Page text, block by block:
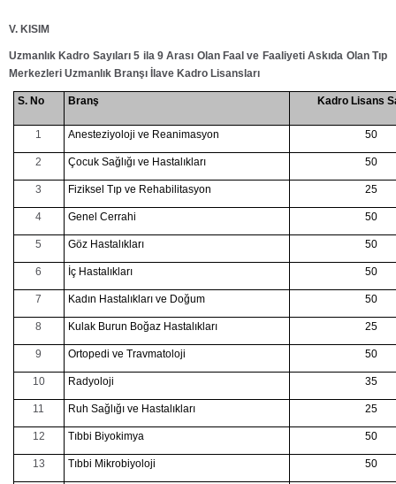
V. KISIM
Uzmanlık Kadro Sayıları 5 ila 9 Arası Olan Faal ve Faaliyeti Askıda Olan Tıp
Merkezleri Uzmanlık Branşı İlave Kadro Lisansları
S. No Branş Kadro Lisans
1 Anesteziyoloji ve Reanimasyon 50
2 Çocuk Sağlığı ve Hastalıkları 50
3 Fiziksel Tıp ve Rehabilitasyon 25
4 Genel Cerrahi 50
5 Göz Hastalıkları 50
6 İç Hastalıkları 50
7 Kadın Hastalıkları ve Doğum 50
8 Kulak Burun Boğaz Hastalıkları 25
9 Ortopedi ve Travmatoloji 50
10 Radyoloji 35
11 Ruh Sağlığı ve Hastalıkları 25
12 Tıbbi Biyokimya 50
13 Tıbbi Mikrobiyoloji 50